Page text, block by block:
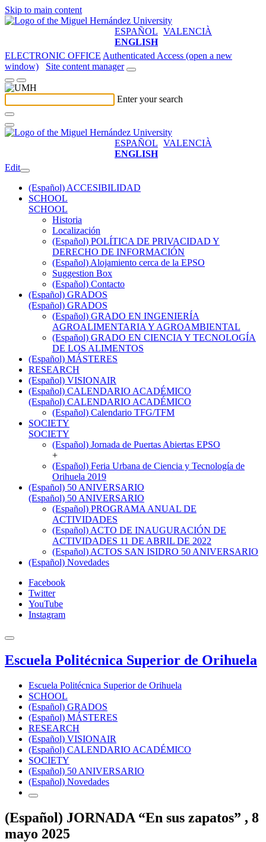
Skip to main content
ESPAÑOL VALENCIÀ
ENGLISH
ELECTRONIC OFFICE Authenticated Access (open a new
window)
Site content manager
Enter your search
ESPAÑOL VALENCIÀ
ENGLISH
Edit
(Español) ACCESIBILIDAD
SCHOOL
SCHOOL
Historia
Localización
(Español) POLÍTICA DE PRIVACIDAD Y
DERECHO DE INFORMACIÓN
(Español) Alojamiento cerca de la EPSO
Suggestion Box
(Español) Contacto
(Español) GRADOS
(Español) GRADOS
(Español) GRADO EN INGENIERÍA
AGROALIMENTARIA Y AGROAMBIENTAL
(Español) GRADO EN CIENCIA Y TECNOLOGÍA
DE LOS ALIMENTOS
(Español) MÁSTERES
RESEARCH
(Español) VISIONAIR
(Español) CALENDARIO ACADÉMICO
(Español) CALENDARIO ACADÉMICO
(Español) Calendario TFG/TFM
SOCIETY
SOCIETY
(Español) Jornada de Puertas Abiertas EPSO
+
(Español) Feria Urbana de Ciencia y Tecnología de
Orihuela 2019
(Español) 50 ANIVERSARIO
(Español) 50 ANIVERSARIO
(Español) PROGRAMA ANUAL DE
ACTIVIDADES
(Español) ACTO DE INAUGURACIÓN DE
ACTIVIDADES 11 DE ABRIL DE 2022
(Español) ACTOS SAN ISIDRO 50 ANIVERSARIO
(Español) Novedades
Facebook
Twitter
YouTube
Instagram
Escuela Politécnica Superior de Orihuela
Escuela Politécnica Superior de Orihuela
SCHOOL
(Español) GRADOS
(Español) MÁSTERES
RESEARCH
(Español) VISIONAIR
(Español) CALENDARIO ACADÉMICO
SOCIETY
(Español) 50 ANIVERSARIO
(Español) Novedades
(Español) JORNADA “En sus zapatos” , 8
mayo 2025